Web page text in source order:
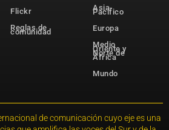
Flickr
Reglas de
comunidad
Asia-
Pacífico
Europa
Medio
Oriente y
Norte de
África
Mundo
de comunicación cuyo eje es una